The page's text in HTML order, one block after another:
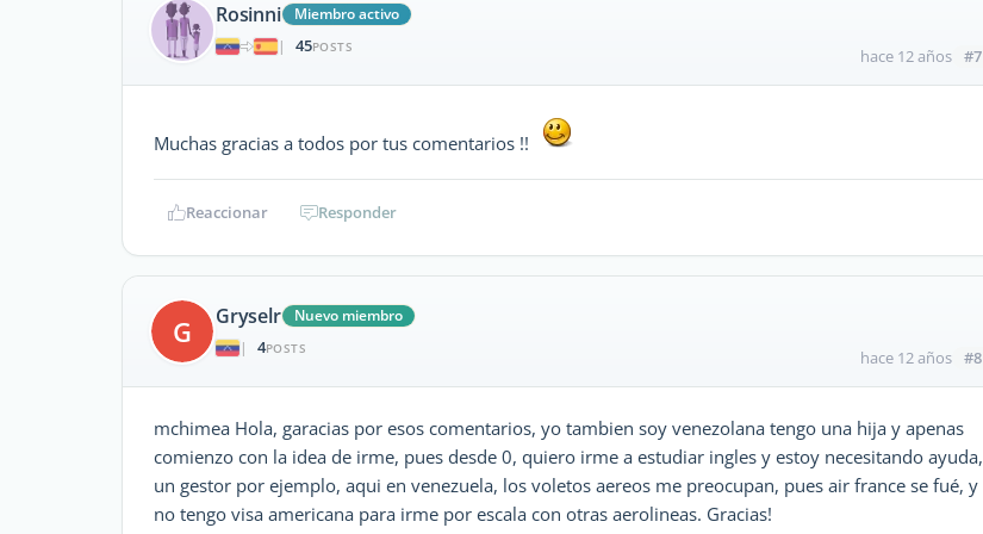
Rosinni
Miembro activo
|
45POSTS hace 12 años #7
Muchas gracias a todos por tus comentarios !!
Reaccionar Responder
G Gryselr
Nuevo miembro
|
4POSTS hace 12 años #8
mchimea Hola, garacias por esos comentarios, yo tambien soy venezolana tengo una hija y apenas
comienzo con la idea de irme, pues desde 0, quiero irme a estudiar ingles y estoy necesitando ayuda,
un gestor por ejemplo, aqui en venezuela, los voletos aereos me preocupan, pues air france se fué, y
no tengo visa americana para irme por escala con otras aerolineas. Gracias!